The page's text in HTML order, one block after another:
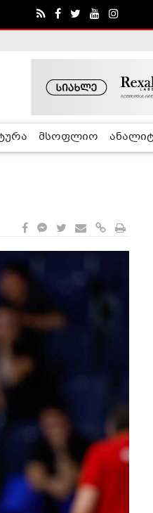
მსოფლიო